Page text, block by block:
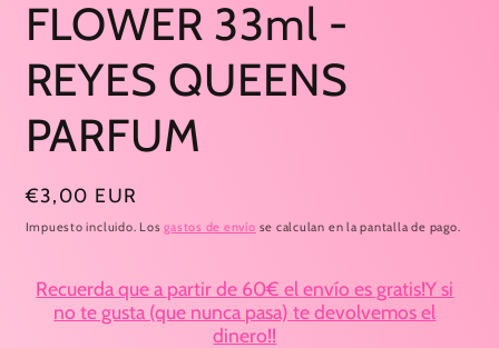
una
ventana
modal
FLOWER 33ml -
REYES QUEENS
PARFUM
Precio
habitual
€3,00 EUR
Impuesto incluido. Losgastos de envío se calculan en la pantalla de pago.
Recuerda que a partir de 60€ el envío es gratis!Y si
no te gusta (que nunca pasa) te devolvemos el
dinero!!